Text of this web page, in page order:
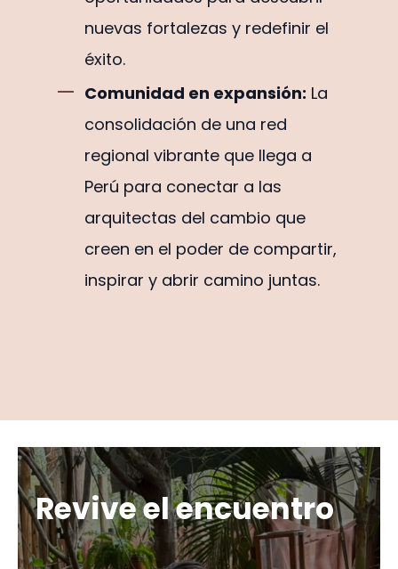
nuevas fortalezas y redefinir el
éxito.
Comunidad en expansión: La
consolidación de una red
regional vibrante que llega a
Perú para conectar a las
arquitectas del cambio que
creen en el poder de compartir,
inspirar y abrir camino juntas.
Revive el encuentro